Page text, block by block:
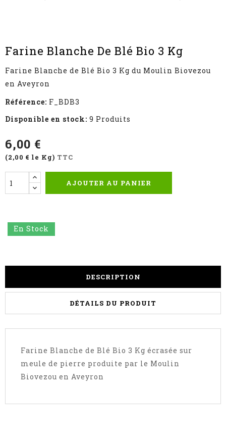
Farine Blanche De Blé Bio 3 Kg
Farine Blanche de Blé Bio 3 Kg du Moulin Biovezou
en Aveyron
Référence: F_BDB3
Disponible en stock: 9 Produits
6,00 €
(2,00 € le Kg) TTC
AJOUTER AU PANIER
En Stock
DESCRIPTION
DÉTAILS DU PRODUIT
Farine Blanche de Blé Bio 3 Kg écrasée sur
meule de pierre produite par le Moulin
Biovezou en Aveyron